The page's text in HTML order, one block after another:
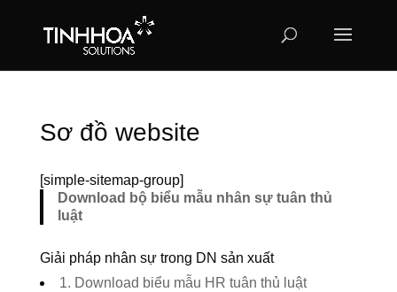
Sơ đồ website
[simple-sitemap-group]
Download bộ biểu mẫu nhân sự tuân thủ
luật
Giải pháp nhân sự trong DN sản xuất
1. Download biểu mẫu HR tuân thủ luật